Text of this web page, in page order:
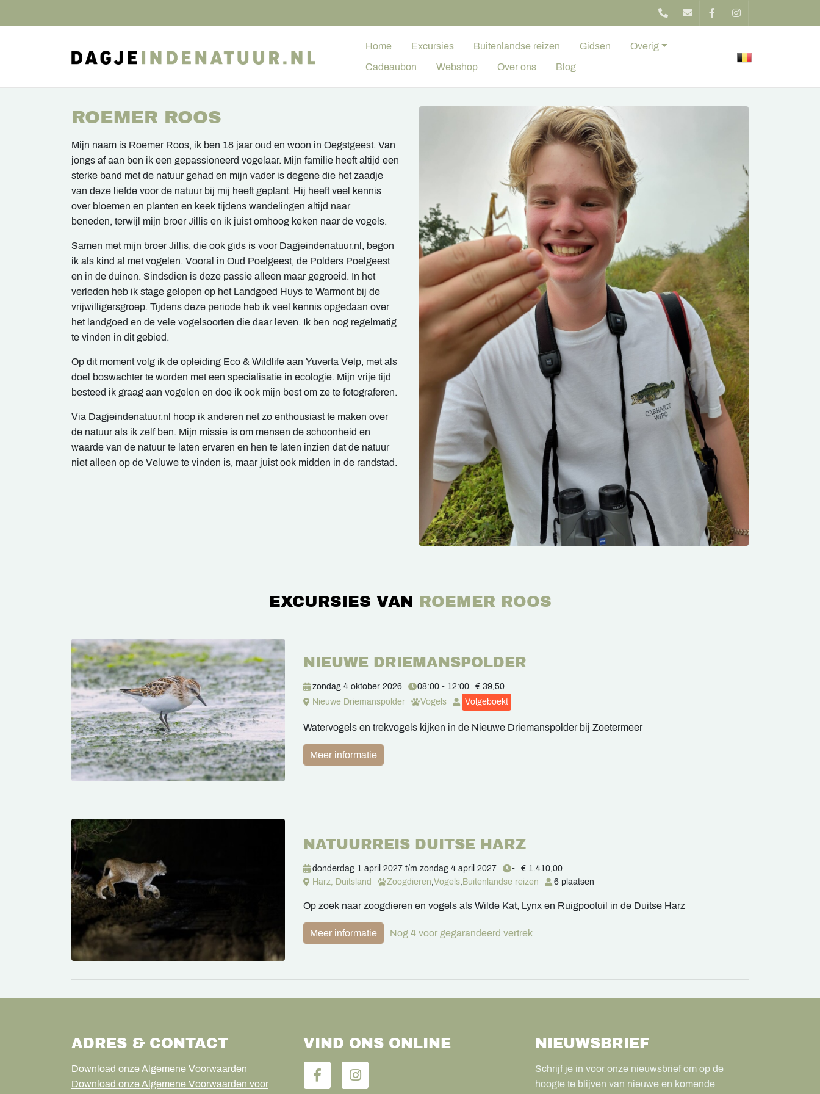
Home Excursies Buitenlandse reizen Gidsen Overig
Cadeaubon Webshop Over ons Blog
ROEMER ROOS
Mijn naam is Roemer Roos, ik ben 18 jaar oud en woon in Oegstgeest. Van
jongs af aan ben ik een gepassioneerd vogelaar. Mijn familie heeft altijd een
sterke band met de natuur gehad en mijn vader is degene die het zaadje
van deze liefde voor de natuur bij mij heeft geplant. Hij heeft veel kennis
over bloemen en planten en keek tijdens wandelingen altijd naar
beneden, terwijl mijn broer Jillis en ik juist omhoog keken naar de vogels.
Samen met mijn broer Jillis, die ook gids is voor Dagjeindenatuur.nl, begon
ik als kind al met vogelen. Vooral in Oud Poelgeest, de Polders Poelgeest
en in de duinen. Sindsdien is deze passie alleen maar gegroeid. In het
verleden heb ik stage gelopen op het Landgoed Huys te Warmont bij de
vrijwilligersgroep. Tijdens deze periode heb ik veel kennis opgedaan over
het landgoed en de vele vogelsoorten die daar leven. Ik ben nog regelmatig
te vinden in dit gebied.
Op dit moment volg ik de opleiding Eco & Wildlife aan Yuverta Velp, met als
doel boswachter te worden met een specialisatie in ecologie. Mijn vrije tijd
besteed ik graag aan vogelen en doe ik ook mijn best om ze te fotograferen.
Via Dagjeindenatuur.nl hoop ik anderen net zo enthousiast te maken over
de natuur als ik zelf ben. Mijn missie is om mensen de schoonheid en
waarde van de natuur te laten ervaren en hen te laten inzien dat de natuur
niet alleen op de Veluwe te vinden is, maar juist ook midden in de randstad.
EXCURSIES VAN ROEMER ROOS
NIEUWE DRIEMANSPOLDER
zondag 4 oktober 2026 08:00 - 12:00
€ 39,50
Nieuwe Driemanspolder
Vogels Volgeboekt
Watervogels en trekvogels kijken in de Nieuwe Driemanspolder bij Zoetermeer
Meer informatie
NATUURREIS DUITSE HARZ
donderdag 1 april 2027 t/m zondag 4 april 2027 -
€ 1.410,00
Harz, Duitsland
Zoogdieren Vogels Buitenlandse reizen 6 plaatsen
Op zoek naar zoogdieren en vogels als Wilde Kat, Lynx en Ruigpootuil in de Duitse Harz
Meer informatie Nog 4 voor gegarandeerd vertrek
ADRES & CONTACT
Download onze Algemene Voorwaarden
Download onze Algemene Voorwaarden voor
VIND ONS ONLINE NIEUWSBRIEF
Schrijf je in voor onze nieuwsbrief om op de
hoogte te blijven van nieuwe en komende